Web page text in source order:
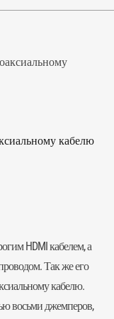
кабелю
HDMI кабелем, а
Так же его
кабелю.
восьми джемперов,